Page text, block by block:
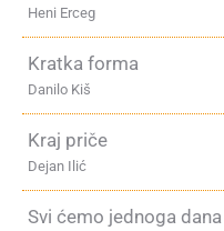
Heni Erceg
Kratka forma
Danilo Kiš
Kraj priče
Dejan Ilić
Svi ćemo jednoga